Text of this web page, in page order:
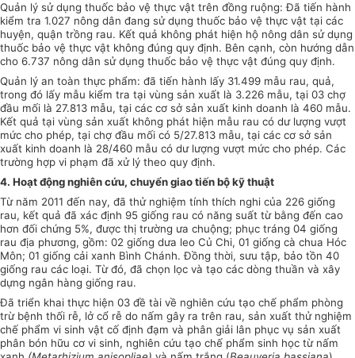
Quản lý sử dụng thuốc bảo vệ thực vật trên đồng ruộng: Đã tiến hành
kiểm tra 1.027 nông dân đang sử dụng thuốc bảo vệ thực vật tại các
huyện, quận trồng rau. Kết quả không phát hiện hộ nông dân sử dụng
thuốc bảo vệ thực vật không đúng quy định. Bên cạnh, còn hướng dẫn
cho 6.737 nông dân sử dụng thuốc bảo vệ thực vật đúng quy định.
Quản lý an toàn thực phẩm: đã tiến hành lấy 31.499 mẫu rau, quả,
trong đó lấy mẫu kiểm tra tại vùng sản xuất là 3.226 mẫu, tại 03 chợ
đầu mối là 27.813 mẫu, tại các cơ sở sản xuất kinh doanh là 460 mẫu.
Kết quả tại vùng sản xuất không phát hiện mẫu rau có dư lượng vượt
mức cho phép, tại chợ đầu mối có 5/27.813 mẫu, tại các cơ sở sản
xuất kinh doanh là 28/460 mẫu có dư lượng vượt mức cho phép. Các
trường hợp vi phạm đã xử lý theo quy định.
4. Hoạt động nghiên cứu, chuyển giao tiến bộ kỹ thuật
Từ năm 2011 đến nay, đã thử nghiệm tính thích nghi của 226 giống
rau, kết quả đã xác định 95 giống rau có năng suất từ bằng đến cao
hơn đối chứng 5%, được thị trường ưa chuộng; phục tráng 04 giống
rau địa phương, gồm: 02 giống dưa leo Củ Chi, 01 giống cà chua Hóc
Môn; 01 giống cải xanh Bình Chánh. Đồng thời, sưu tập, bảo tồn 40
giống rau các loại. Từ đó, đã chọn lọc và tạo các dòng thuần và xây
dựng ngân hàng giống rau.
Đã triển khai thực hiện 03 đề tài về nghiên cứu tạo chế phẩm phòng
trừ bệnh thối rễ, lở cổ rễ do nấm gây ra trên rau, sản xuất thử nghiệm
chế phẩm vi sinh vật cố định đạm và phân giải lân phục vụ sản xuất
phân bón hữu cơ vi sinh, nghiên cứu tạo chế phẩm sinh học từ nấm